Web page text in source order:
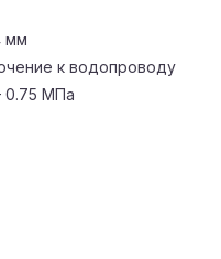
мм
к водопроводу
0.75 МПа
1 дня
и